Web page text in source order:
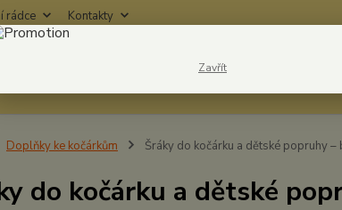
rádce Kontakty
Hledat
Doplňky ke kočárkům Šráky do kočárku a dětské popruhy
do kočárku a dětské
Zavřít